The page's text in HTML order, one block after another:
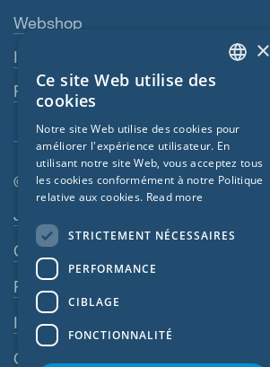
Webshop
Interlocuteur
Revendeurs
© SIGA 2026
Jobs
Contact
Règles de confidentialité
Impressum
CGV
ENGLISH
FRENCH
CZECH
LATVIAN
×
Ce site Web utilise des
cookies
Notre site Web utilise des cookies pour
améliorer l'expérience utilisateur. En
utilisant notre site Web, vous acceptez tous
les cookies conformément à notre Politique
relative aux cookies. Read more
STRICTEMENT NÉCESSAIRES
PERFORMANCE
CIBLAGE
FONCTIONNALITÉ